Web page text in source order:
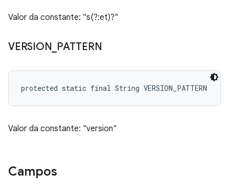
Valor da constante: "s(?:et)?"
VERSION PATTERN
protected static final String VERSION_PATTERN
Valor da constante: "version"
Campos